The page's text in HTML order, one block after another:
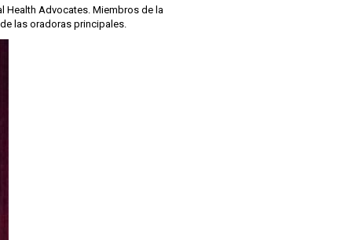
Health Advocates. Miembros de la
las oradoras principales.